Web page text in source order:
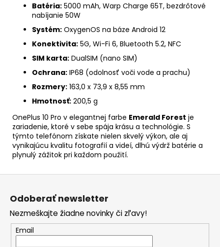
Batéria: 5000 mAh, Warp Charge 65T, bezdrôtové
nabíjanie 50W
Systém: OxygenOS na báze Android 12
Konektivita: 5G, Wi-Fi 6, Bluetooth 5.2, NFC
SIM karta: DualSIM (nano SIM)
Ochrana: IP68 (odolnosť voči vode a prachu)
Rozmery: 163,0 x 73,9 x 8,55 mm
Hmotnosť: 200,5 g
OnePlus 10 Pro v elegantnej farbe Emerald Forest je
zariadenie, ktoré v sebe spája krásu a technológie. S
týmto telefónom získate nielen skvelý výkon, ale aj
vynikajúcu kvalitu fotografií a videí, dlhú výdrž batérie a
plynulý zážitok pri každom použití.
Z
Odoberať newsletter
Nezmeškajte žiadne novinky či zľavy!
Email